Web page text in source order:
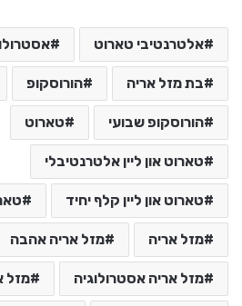
אלטרנטיבי טארוט
בת מזל אריה הורוסקופ
הורוסקופ שבועי טארוט
טארוט און ליין אלטרנטיבלי
טארוט און ליין קלף יחיד
מזל אריה מזל אריה אהבה
מזל אריה אסטרולוגיה מזל